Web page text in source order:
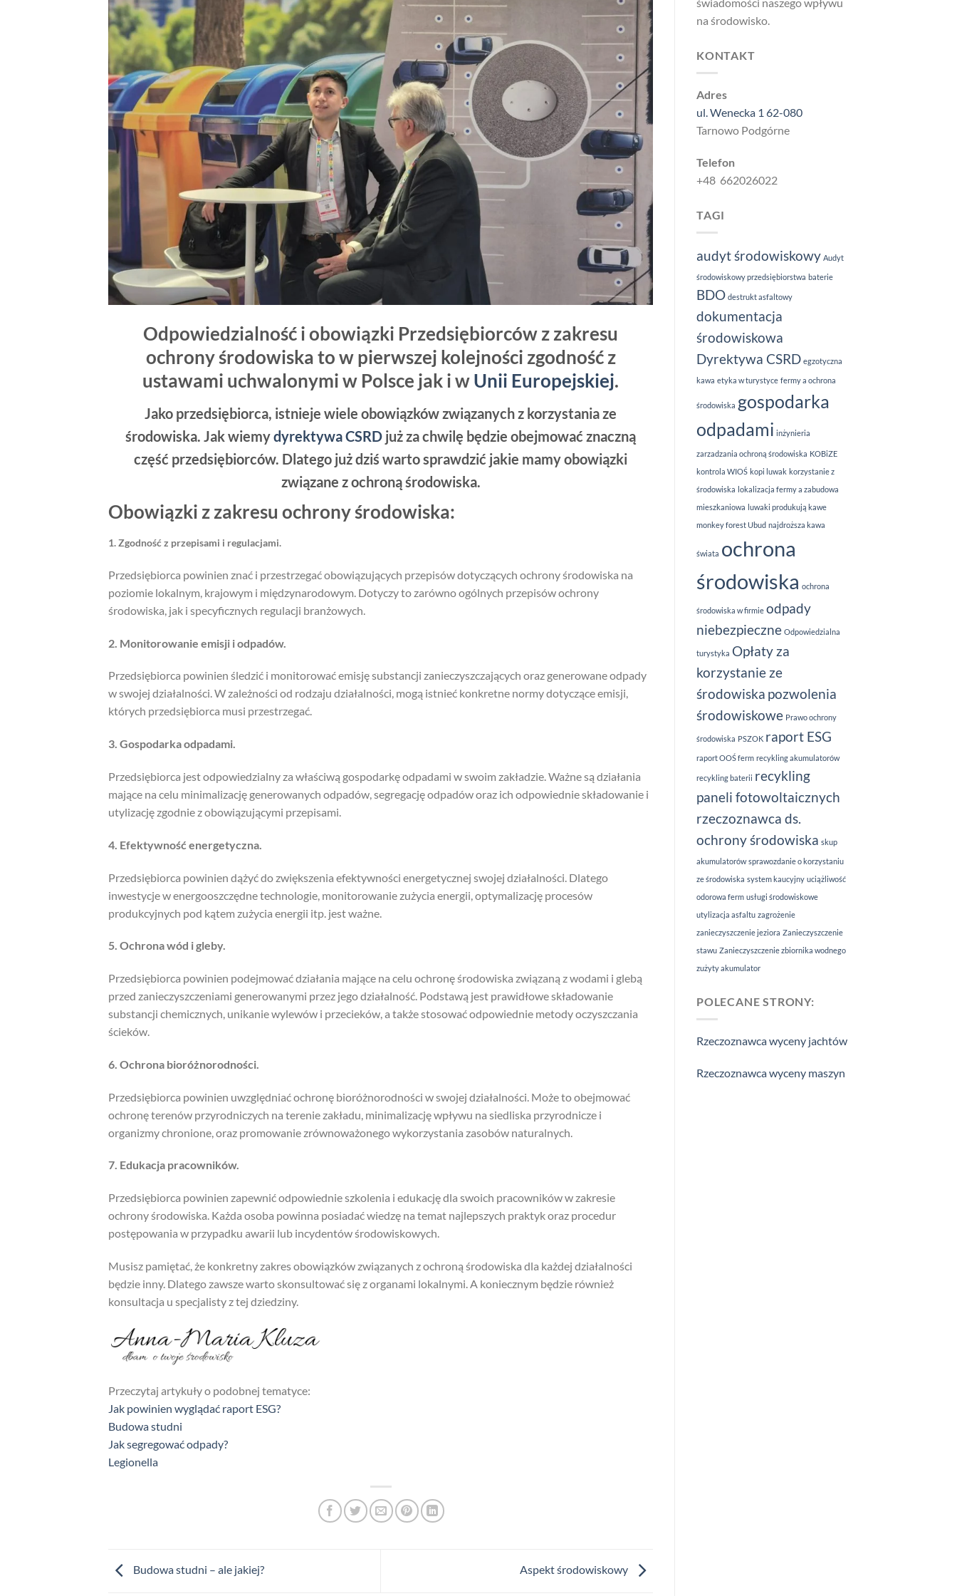
Odpowiedzialność i obowiązki Przedsiębiorców z zakresu
ochrony środowiska to w pierwszej kolejności zgodność z
ustawami uchwalonymi w Polsce jak i w Unii Europejskiej.
Jako przedsiębiorca, istnieje wiele obowiązków związanych z korzystania ze
środowiska. Jak wiemydyrektywa CSRD już za chwilę będzie obejmować znaczną
część przedsiębiorców. Dlatego już dziś warto sprawdzić jakie mamy obowiązki
związane z ochroną środowiska.
Obowiązki z zakresu ochrony środowiska:
1. Zgodność z przepisami i regulacjami.
Przedsiębiorca powinien znać i przestrzegać obowiązujących przepisów dotyczących ochrony środowiska na
poziomie lokalnym, krajowym i międzynarodowym. Dotyczy to zarówno ogólnych przepisów ochrony
środowiska, jak i specyficznych regulacji branżowych.
2. Monitorowanie emisji i odpadów.
Przedsiębiorca powinien śledzić i monitorować emisję substancji zanieczyszczających oraz generowane odpady
w swojej działalności. W zależności od rodzaju działalności, mogą istnieć konkretne normy dotyczące emisji,
których przedsiębiorca musi przestrzegać.
3. Gospodarka odpadami.
Przedsiębiorca jest odpowiedzialny za właściwą gospodarkę odpadami w swoim zakładzie. Ważne są działania
mające na celu minimalizację generowanych odpadów, segregację odpadów oraz ich odpowiednie składowanie i
utylizację zgodnie z obowiązującymi przepisami.
4. Efektywność energetyczna.
Przedsiębiorca powinien dążyć do zwiększenia efektywności energetycznej swojej działalności. Dlatego
inwestycje w energooszczędne technologie, monitorowanie zużycia energii, optymalizację procesów
produkcyjnych pod kątem zużycia energii itp. jest ważne.
5. Ochrona wód i gleby.
Przedsiębiorca powinien podejmować działania mające na celu ochronę środowiska związaną z wodami i glebą
przed zanieczyszczeniami generowanymi przez jego działalność. Podstawą jest prawidłowe składowanie
substancji chemicznych, unikanie wylewów i przecieków, a także stosować odpowiednie metody oczyszczania
ścieków.
6. Ochrona bioróżnorodności.
Przedsiębiorca powinien uwzględniać ochronę bioróżnorodności w swojej działalności. Może to obejmować
ochronę terenów przyrodniczych na terenie zakładu, minimalizację wpływu na siedliska przyrodnicze i
organizmy chronione, oraz promowanie zrównoważonego wykorzystania zasobów naturalnych.
7. Edukacja pracowników.
Przedsiębiorca powinien zapewnić odpowiednie szkolenia i edukację dla swoich pracowników w zakresie
ochrony środowiska. Każda osoba powinna posiadać wiedzę na temat najlepszych praktyk oraz procedur
postępowania w przypadku awarii lub incydentów środowiskowych.
Musisz pamiętać, że konkretny zakres obowiązków związanych z ochroną środowiska dla każdej działalności
będzie inny. Dlatego zawsze warto skonsultować się z organami lokalnymi. A koniecznym będzie również
konsultacja u specjalisty z tej dziedziny.
Przeczytaj artykuły o podobnej tematyce:
Jak powinien wyglądać raport ESG?
Budowa studni
Jak segregować odpady?
Legionella
Budowa studni – ale jakiej? Aspekt środowiskowy
na środowisko.
KONTAKT
Adres
ul. Wenecka 1 62-080
Tarnowo Podgórne
Telefon
+48 662026022
TAGI
audyt środowiskowy Audyt
środowiskowy przedsiębiorstwa baterie
BDO destrukt asfaltowy
dokumentacja
środowiskowa
Dyrektywa CSRD egzotyczna
kawa etyka w turystyce fermy a ochrona
środowiska gospodarka
odpadami inżynieria
zarzadzania ochroną środowiska KOBiZE
kontrola WIOŚ kopi luwak korzystanie z
środowiska lokalizacja fermy a zabudowa
mieszkaniowa luwaki produkują kawe
monkey forest Ubud najdroższa kawa
świata ochrona
środowiska ochrona
środowiska w firmie odpady
niebezpieczne Odpowiedzialna
turystyka Opłaty za
korzystanie ze
środowiska pozwolenia
środowiskowe Prawo ochrony
środowiska PSZOK raport ESG
raport OOŚ ferm recykling akumulatorów
recykling baterii recykling
paneli fotowoltaicznych
rzeczoznawca ds.
ochrony środowiska skup
akumulatorów sprawozdanie o korzystaniu
ze środowiska system kaucyjny uciążliwość
odorowa ferm usługi środowiskowe
utylizacja asfaltu zagrożenie
zanieczyszczenie jeziora Zanieczyszczenie
stawu Zanieczyszczenie zbiornika wodnego
zużyty akumulator
POLECANE STRONY:
Rzeczoznawca wyceny jachtów
Rzeczoznawca wyceny maszyn